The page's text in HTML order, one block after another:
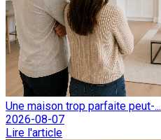
Une maison trop parfaite peut-...
2026-08-07
Lire l'article